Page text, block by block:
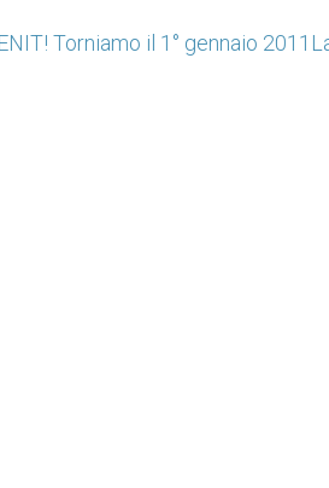
Torniamo il 1° gennaio 2011